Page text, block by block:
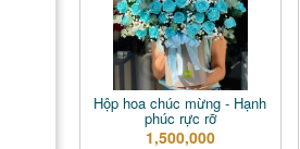
Hộp hoa chúc mừng - Hạnh
phúc rực rỡ
1,500,000